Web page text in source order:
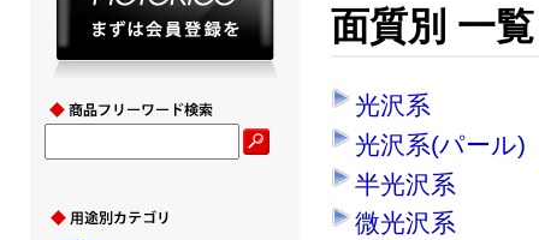
面質別 一覧
光沢系
光沢系(パール)
半光沢系
微光沢系